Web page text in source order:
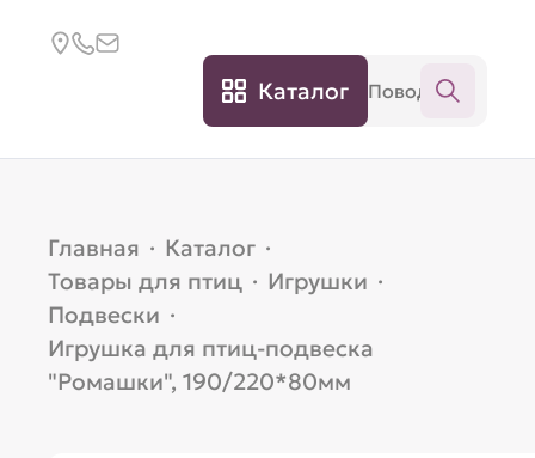
Каталог
Главная · Каталог ·
Товары для птиц · Игрушки ·
Подвески ·
Игрушка для птиц-подвеска
"Ромашки", 190/220*80мм